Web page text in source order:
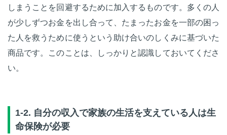
しまうことを回避するために加入するものです。多くの人
が少しずつお金を出し合って、たまったお金を一部の困っ
た人を救うために使うという助け合いのしくみに基づいた
商品です。このことは、しっかりと認識しておいてくださ
い。
1-2. 自分の収入で家族の生活を支えている人は生
命保険が必要